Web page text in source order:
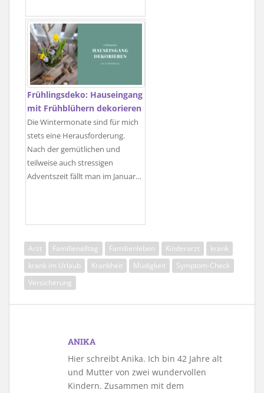
Frühlingsdeko: Hauseingang
mit Frühblühern dekorieren
Die Wintermonate sind für mich
stets eine Herausforderung.
Nach der gemütlichen und
teilweise auch stressigen
Adventszeit fällt man im Januar…
Arzt Familienalltag Familienleben Kinderarzt
krank
krank im Urlaub
Krankheit Müdigkeit
Symptom-Check
Versicherung
ANIKA
Hier schreibt Anika. Ich bin 42 Jahre alt
und Mutter von zwei wundervollen
Kindern. Zusammen mit dem